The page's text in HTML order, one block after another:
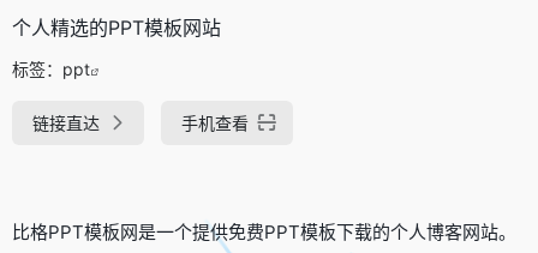
个人精选的PPT模板网站
标签： ppt
链接直达 手机查看
比格PPT模板网是一个提供免费PPT模板下载的个人博客网站。